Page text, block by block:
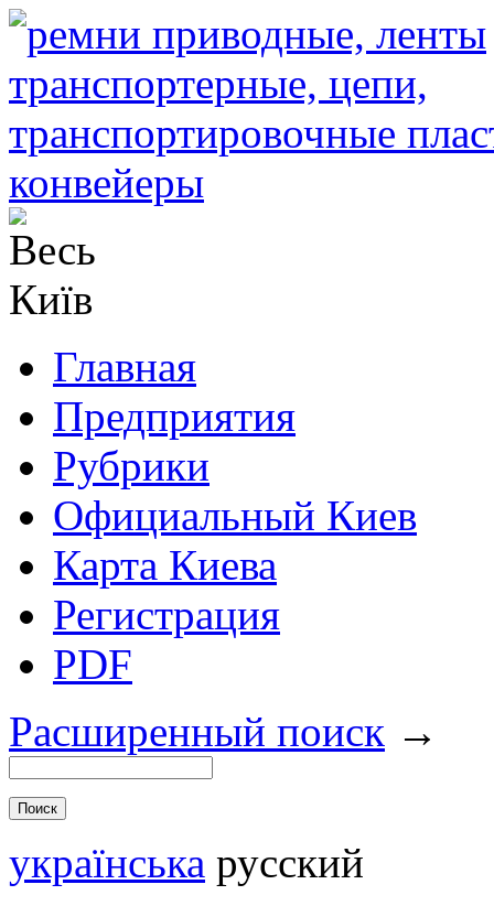
Главная
Предприятия
Рубрики
Официальный Киев
Карта Киева
Регистрация
PDF
Расширенный поиск →
українська русский